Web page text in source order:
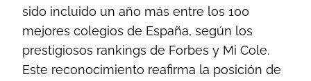
sido incluido un año más entre los 100
mejores colegios de España, según los
prestigiosos rankings de Forbes y Mi Cole.
Este reconocimiento reafirma la posición de